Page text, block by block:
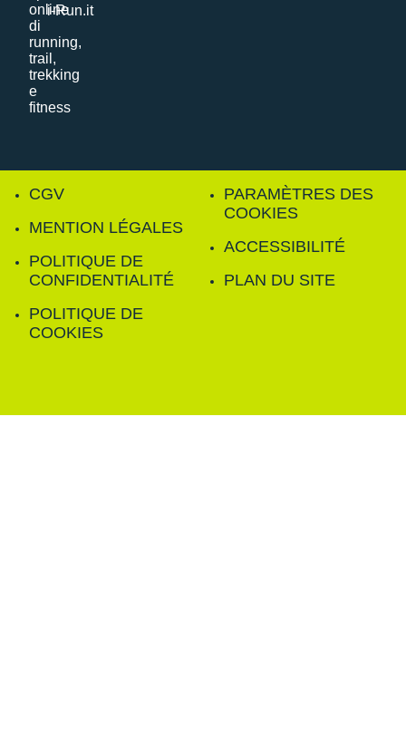
i-Run.it
CGV
MENTION LÉGALES
POLITIQUE DE
CONFIDENTIALITÉ
POLITIQUE DE
COOKIES
PARAMÈTRES DES
COOKIES
ACCESSIBILITÉ
PLAN DU SITE